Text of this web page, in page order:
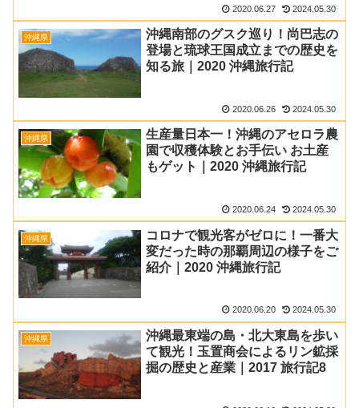
2020.06.27 2024.05.30
沖縄県
沖縄南部のグスク巡り！尚巴志の
登場と琉球王国成立までの歴史を
知る旅｜2020 沖縄旅行記
2020.06.26 2024.05.30
沖縄県
生産量日本一！沖縄のアセロラ農
園で収穫体験とお手伝い お土産
もゲット｜2020 沖縄旅行記
2020.06.24 2024.05.30
沖縄県
コロナで観光客がゼロに！一番大
変だった時の那覇周辺の様子をご
紹介｜2020 沖縄旅行記
2020.06.20 2024.05.30
沖縄県
沖縄最東端の島・北大東島を歩い
て観光！玉置商会によるリン鉱採
掘の歴史と産業｜2017 旅行記8